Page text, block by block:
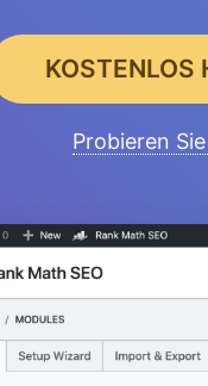
KOSTENLOS
Probieren